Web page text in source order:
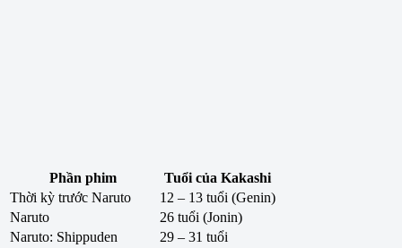
Phần phim
Tuổi của Kakashi
Thời kỳ trước Naruto
12 – 13 tuổi (Genin)
Naruto
26 tuổi (Jonin)
Naruto: Shippuden
29 – 31 tuổi